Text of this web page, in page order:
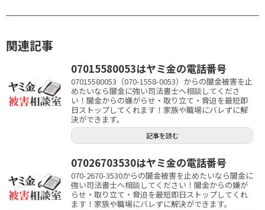
関連記事
07015580053はヤミ金の電話番号
07015580053（070-1558-0053）からの闇金被害を止
めたいなら闇金に強い司法書士へ相談してくださ
い！闇金からの嫌がらせ・取り立て・脅迫を最短即
日ストップしてくれます！家族や職場にバレずに解
決ができます。
記事を読む
07026703530はヤミ金の電話番号
070-2670-3530からの闇金被害を止めたいなら闇金に
強い司法書士へ相談してください！闇金からの嫌が
らせ・取り立て・脅迫を最短即日ストップしてくれ
ます！家族や職場にバレずに解決ができます。